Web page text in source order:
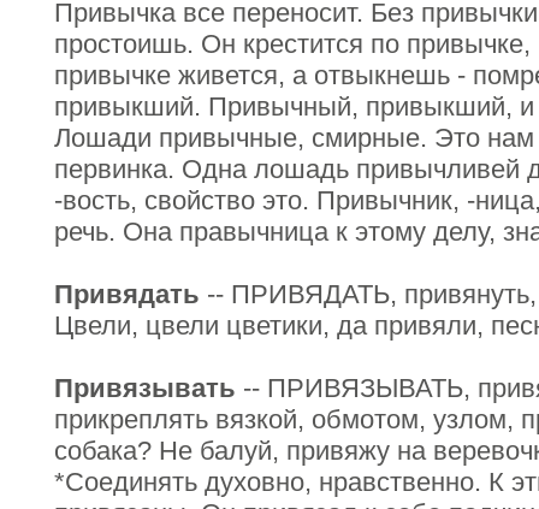
Привычка все переносит. Без
простоишь. Он крестится по
привычке живется, а отвыкнешь -
привыкший. Привычный, привыкший, и
Лошади привычные, смирные. Это нам
первинка. Одна лошадь привычливей
-вость, свойство это. Привычник, -
речь. Она правычница к этому делу,
Привядать -- ПРИВЯДАТЬ, привянуть,
Цвели, цвели цветики, да привяли,
Привязывать -- ПРИВЯЗЫВАТЬ,
прикреплять вязкой, обмотом, узлом,
собака? Не балуй, привяжу на
*Соединять духовно, нравственно. К